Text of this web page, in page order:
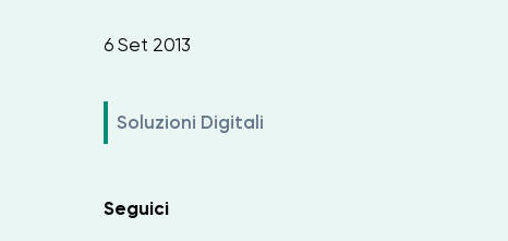
6 Set 2013
Soluzioni Digitali
Seguici